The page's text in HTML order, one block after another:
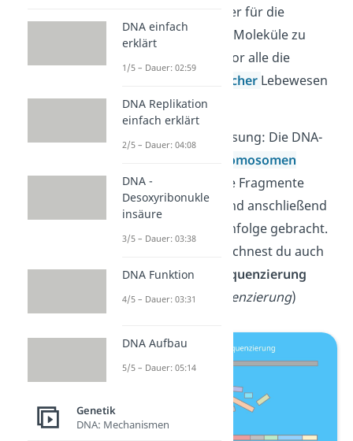
bestand/besteht aber für die
Forscher lange DNA Moleküle zu
sequenzieren, was vor alle die
eukaryotischer Lebewesen
betrifft.
Doch es gibt eine Lösung: Die DNA-
Chromosomen
werden in zahlreiche Fragmente
zerlegt, analysiert und anschließend
in die richtige Reihenfolge gebracht.
Das Verfahren bezeichnest du auch
alsSchrotschuss Sequenzierung
engl. shotgun sequenzierung)
DNA einfach
erklärt
1/5 – Dauer: 02:59
DNA Replikation
einfach erklärt
2/5 – Dauer: 04:08
DNA -
Desoxyribonukle
insäure
3/5 – Dauer: 03:38
DNA Funktion
4/5 – Dauer: 03:31
DNA Aufbau
5/5 – Dauer: 05:14
Genetik
DNA: Mechanismen